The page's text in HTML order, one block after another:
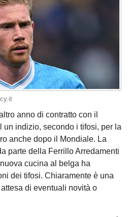
anno di contratto con il
un indizio, secondo i tifosi, per la
anche dopo il Mondiale. La
parte della Ferrillo Arredamenti
cucina al belga ha
dei tifosi. Chiaramente è una
di eventuali novità o